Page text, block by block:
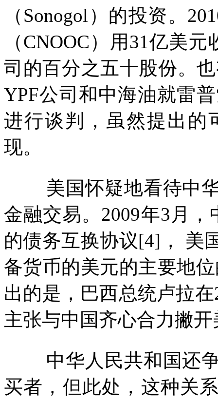
（ Sonogol ）的投资。
（CNOOC ）用 31亿美元
司的百分之五十股份。
YPF公司和中海油就雷
进行谈判，虽然提出的
现。
美国怀疑地看待中
金融交易。 2009年3 月，
的债务互换协议[4] ， 美
备货币的美元的主要地
出的是，巴西总统卢拉在
主张与中国齐心合力撇
中华人民共和国还
买者，但此处，这种关